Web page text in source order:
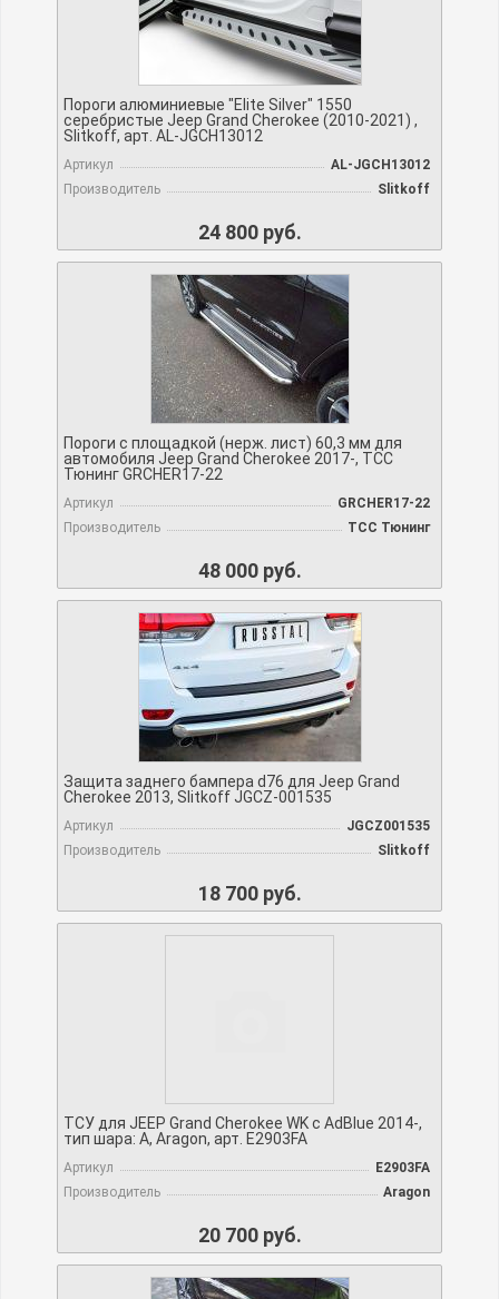
Пороги алюминиевые "Elite Silver" 1550
серебристые Jeep Grand Cherokee (2010-2021) ,
Slitkoff, арт. AL-JGCH13012
Артикул
AL-JGCH13012
Производитель
Slitkoff
24 800 руб.
Пороги с площадкой (нерж. лист) 60,3 мм для
автомобиля Jeep Grand Cherokee 2017-, TCC
Тюнинг GRCHER17-22
Артикул
GRCHER17-22
Производитель
TCC Тюнинг
48 000 руб.
Защита заднего бампера d76 для Jeep Grand
Cherokee 2013, Slitkoff JGCZ-001535
Артикул
JGCZ001535
Производитель
Slitkoff
18 700 руб.
ТСУ для JEEP Grand Cherokee WK c AdBlue 2014-,
тип шара: A, Aragon, арт. E2903FA
Артикул
E2903FA
Производитель
Aragon
20 700 руб.